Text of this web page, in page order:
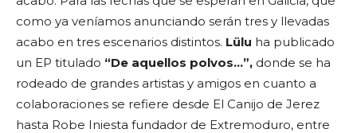
como ya veníamos anunciando serán tres y llevadas
acabo en tres escenarios distintos. Lülu ha publicado
un EP titulado “De aquellos polvos…”, donde se ha
rodeado de grandes artistas y amigos en cuanto a
colaboraciones se refiere desde El Canijo de Jerez
hasta Robe Iniesta fundador de Extremoduro, entre